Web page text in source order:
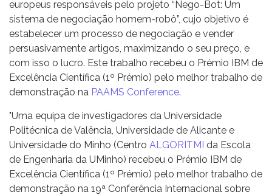
europeus responsáveis pelo projeto “Nego-Bot: Um
sistema de negociação homem-robô”, cujo objetivo é
estabelecer um processo de negociação e vender
persuasivamente artigos, maximizando o seu preço, e
com isso o lucro. Este trabalho recebeu o Prémio IBM de
Excelência Científica (1º Prémio) pelo melhor trabalho de
demonstração na PAAMS Conference.
"Uma equipa de investigadores da Universidade
Politécnica de Valência, Universidade de Alicante e
Universidade do Minho (Centro ALGORITMI da Escola
de Engenharia da UMinho) recebeu o Prémio IBM de
Excelência Científica (1º Prémio) pelo melhor trabalho de
demonstração na 19ª Conferência Internacional sobre